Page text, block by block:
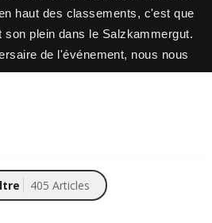
haut des classements, c'est que
son plein dans le Salzkammergut.
de l'événement, nous nous
de la championne nationale (et
405 Articles